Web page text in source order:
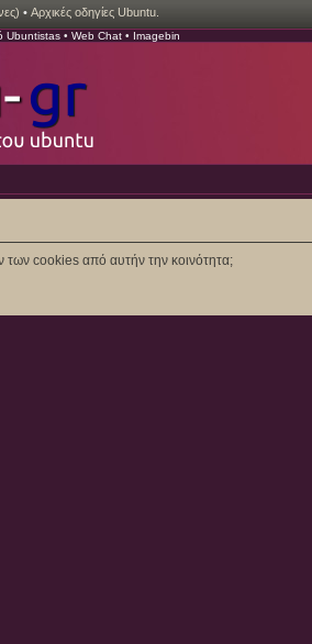
• Αρχικές οδηγίες Ubuntu.
Ubuntistas • Web Chat • Imagebin
των cookies από αυτήν την κοινότητα;